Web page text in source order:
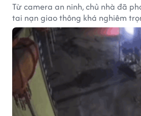
Từ camera an ninh, chủ nhà đã
tai nạn giao thông khá nghiêm